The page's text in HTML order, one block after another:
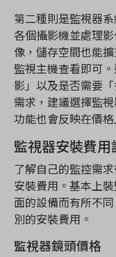
第二種則是監視器
各個攝影機並處理
像，儲存空間也能
監視主機查看即可
影」以及是否需要
需求，建議選擇監
功能也會反映在價格
監視器安裝費
了解自己的監控需
安裝費用。基本上
面的設備而有所不
別的安裝費用。
監視器鏡頭價格